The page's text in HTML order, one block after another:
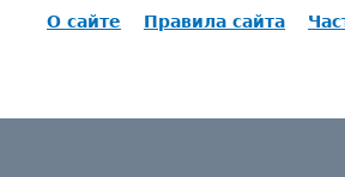
О сайте Правила сайта